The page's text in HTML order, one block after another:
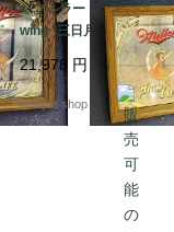
パブミラー Miller Bre
wing *三日月と女性 T
ype1
21,978 円
antique shop at's